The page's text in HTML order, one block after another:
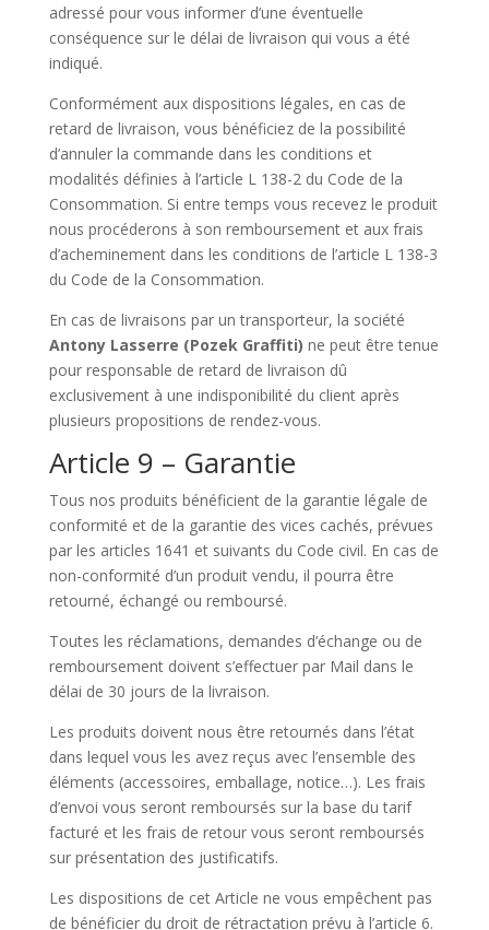
adressé pour vous informer d’une éventuelle
conséquence sur le délai de livraison qui vous a été
indiqué.
Conformément aux dispositions légales, en cas de
retard de livraison, vous bénéficiez de la possibilité
d’annuler la commande dans les conditions et
modalités définies à l’article L 138-2 du Code de la
Consommation. Si entre temps vous recevez le produit
nous procéderons à son remboursement et aux frais
d’acheminement dans les conditions de l’article L 138-3
du Code de la Consommation.
En cas de livraisons par un transporteur, la société
Antony Lasserre (Pozek Graffiti) ne peut être tenue
pour responsable de retard de livraison dû
exclusivement à une indisponibilité du client après
plusieurs propositions de rendez-vous.
Article 9 – Garantie
Tous nos produits bénéficient de la garantie légale de
conformité et de la garantie des vices cachés, prévues
par les articles 1641 et suivants du Code civil. En cas de
non-conformité d’un produit vendu, il pourra être
retourné, échangé ou remboursé.
Toutes les réclamations, demandes d’échange ou de
remboursement doivent s’effectuer par Mail dans le
délai de 30 jours de la livraison.
Les produits doivent nous être retournés dans l’état
dans lequel vous les avez reçus avec l’ensemble des
éléments (accessoires, emballage, notice…). Les frais
d’envoi vous seront remboursés sur la base du tarif
facturé et les frais de retour vous seront remboursés
sur présentation des justificatifs.
Les dispositions de cet Article ne vous empêchent pas
de bénéficier du droit de rétractation prévu à l’article 6.